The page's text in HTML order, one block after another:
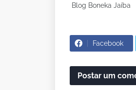
Blog Boneka Jaíba
Facebook
Postar um